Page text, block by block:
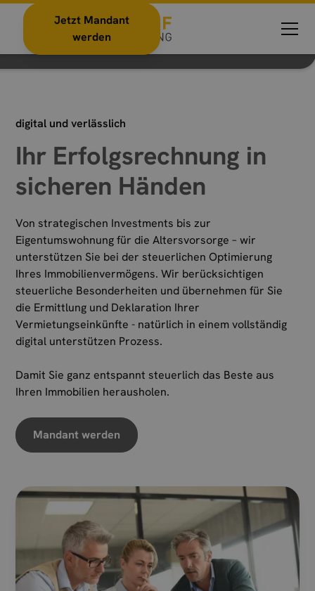
Jetzt Mandant
werden
Investments in Immobilien steuerlich begleitet
digital und verlässlich
Ihr Erfolgsrechnung in
sicheren Händen
Von strategischen Investments bis zur
Eigentumswohnung für die Altersvorsorge – wir
unterstützen Sie bei der steuerlichen Optimierung
Ihres Immobilienvermögens. Wir berücksichtigen
steuerliche Besonderheiten und übernehmen für Sie
die Ermittlung und Deklaration Ihrer
Vermietungseinkünfte - natürlich in einem vollständig
digital unterstützen Prozess.
Damit Sie ganz entspannt steuerlich das Beste aus
Ihren Immobilien herausholen.
Mandant werden